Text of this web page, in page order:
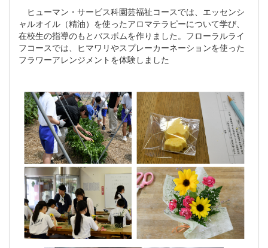
ヒューマン・サービス科園芸福祉コースでは、エッセンシ
ャルオイル（精油）を使ったアロマテラピーについて学び、
在校生の指導のもとバスボムを作りました。フローラルライ
フコースでは、ヒマワリやスプレーカーネーションを使った
フラワーアレンジメントを体験しました